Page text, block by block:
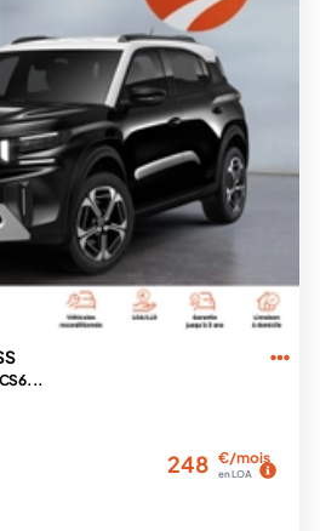
248 €/mois
en LOA